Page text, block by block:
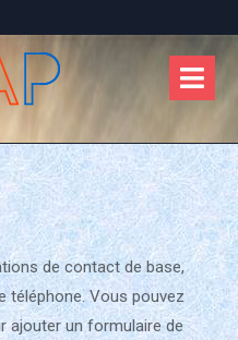
de contact de base,
téléphone. Vous pouvez
ajouter un formulaire de